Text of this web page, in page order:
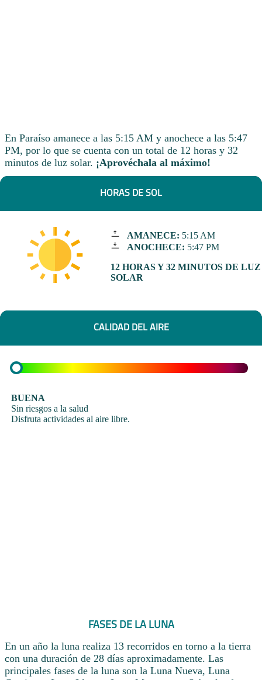
En Paraíso amanece a las 5:15 AM y anochece a las 5:47
PM, por lo que se cuenta con un total de 12 horas y 32
minutos de luz solar. ¡Aprovéchala al máximo!
HORAS DE SOL
AMANECE: 5:15 AM
ANOCHECE: 5:47 PM
12 HORAS Y 32 MINUTOS DE LUZ
SOLAR
CALIDAD DEL AIRE
BUENA
Sin riesgos a la salud
Disfruta actividades al aire libre.
FASES DE LA LUNA
En un año la luna realiza 13 recorridos en torno a la tierra
con una duración de 28 días aproximadamente. Las
principales fases de la luna son la Luna Nueva, Luna